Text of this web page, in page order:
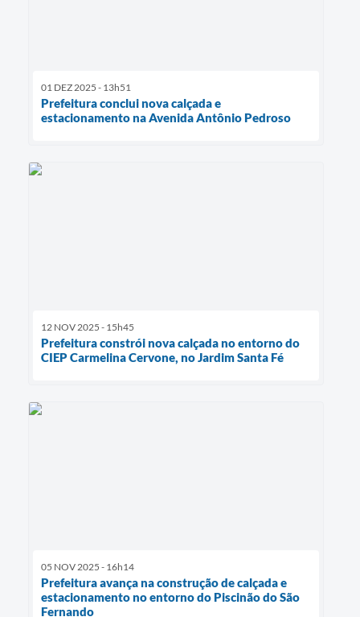
01 DEZ 2025 - 13h51
Prefeitura conclui nova calçada e
estacionamento na Avenida Antônio Pedroso
12 NOV 2025 - 15h45
Prefeitura constrói nova calçada no entorno do
CIEP Carmelina Cervone, no Jardim Santa Fé
05 NOV 2025 - 16h14
Prefeitura avança na construção de calçada e
estacionamento no entorno do Piscinão do São
Fernando